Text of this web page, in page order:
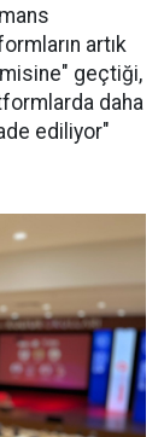
artık
geçtiği,
daha
ediliyor"